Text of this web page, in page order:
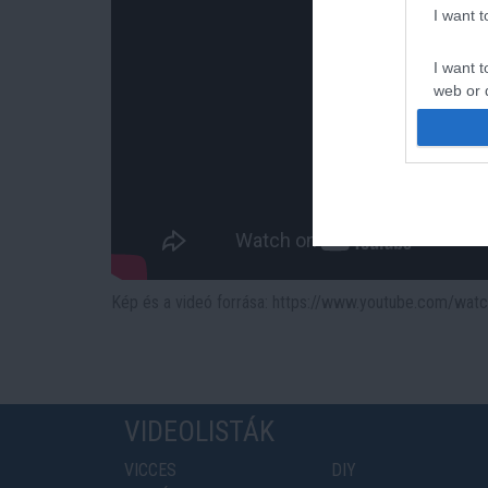
I want
I want
web or
I want
I want
VIDEOLISTÁK
VICCES
DIY